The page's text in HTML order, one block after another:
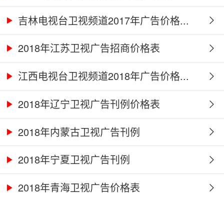
吉林电视台卫视频道2017年广告价格...
2018年江苏卫视广告招商价格表
江西电视台卫视频道2018年广告价格...
2018年辽宁卫视广告刊例价格表
2018年内蒙古卫视广告刊例
2018年宁夏卫视广告刊例
2018年青海卫视广告价格表